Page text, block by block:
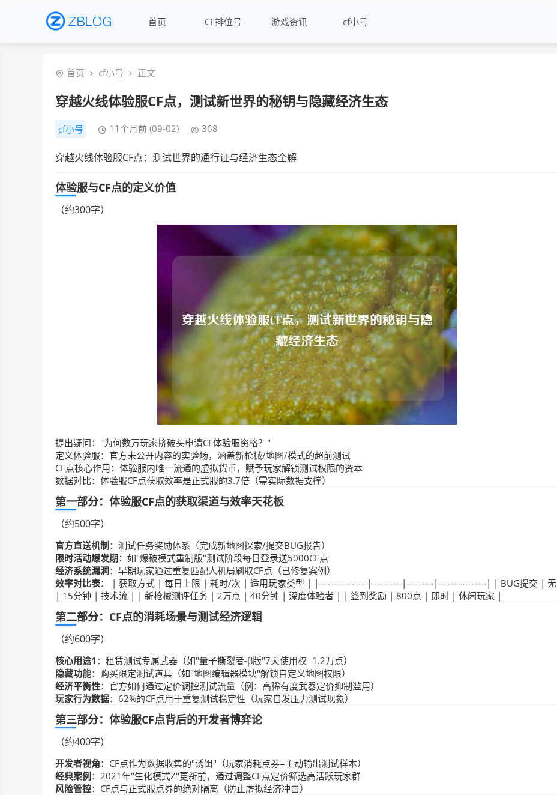
首页 CF排位号 游戏资讯 cf小号
首页 cf小号 正文
穿越火线体验服CF点，测试新世界的秘钥与隐藏经济生态
cf小号 11个月前 (09-02) 368
穿越火线体验服CF点：测试世界的通行证与经济生态全解
体验服与CF点的定义价值
（约300字）
提出疑问："为何数万玩家挤破头申请CF体验服资格？"
定义体验服：官方未公开内容的实验场，涵盖新枪械/地图/模式的超前测试
CF点核心作用：体验服内唯一流通的虚拟货币，赋予玩家解锁测试权限的资本
数据对比：体验服CF点获取效率是正式服的3.7倍（需实际数据支撑）
第一部分：体验服CF点的获取渠道与效率天花板
（约500字）
官方直送机制：测试任务奖励体系（完成新地图探索/提交BUG报告）
限时活动爆发期：如"爆破模式重制版"测试阶段每日登录送5000CF点
经济系统漏洞：早期玩家通过重复匹配人机局刷取CF点（已修复案例）
效率对比表： | 获取方式 | 每日上限 | 耗时/次 | 适用玩家类型 | |----------------|----------|---------|----------------| | BUG提交 | 无
| 15分钟 | 技术流 | | 新枪械测评任务 | 2万点 | 40分钟 | 深度体验者 | | 签到奖励 | 800点 | 即时 | 休闲玩家 |
第二部分：CF点的消耗场景与测试经济逻辑
（约600字）
核心用途1 ：租赁测试专属武器（如"量子撕裂者-β版"7天使用权=1.2万点）
隐藏功能：购买限定测试道具（如"地图编辑器模块"解锁自定义地图权限）
经济平衡性：官方如何通过定价调控测试流量（例：高稀有度武器定价抑制滥用）
玩家行为数据：62%的CF点用于重复测试稳定性（玩家自发压力测试现象）
第三部分：体验服CF点背后的开发者博弈论
（约400字）
开发者视角：CF点作为数据收集的"诱饵"（玩家消耗点券=主动输出测试样本）
经典案例：2021年"生化模式Z"更新前，通过调整CF点定价筛选高活跃玩家群
风险管控：CF点与正式服点券的绝对隔离（防止虚拟经济冲击）